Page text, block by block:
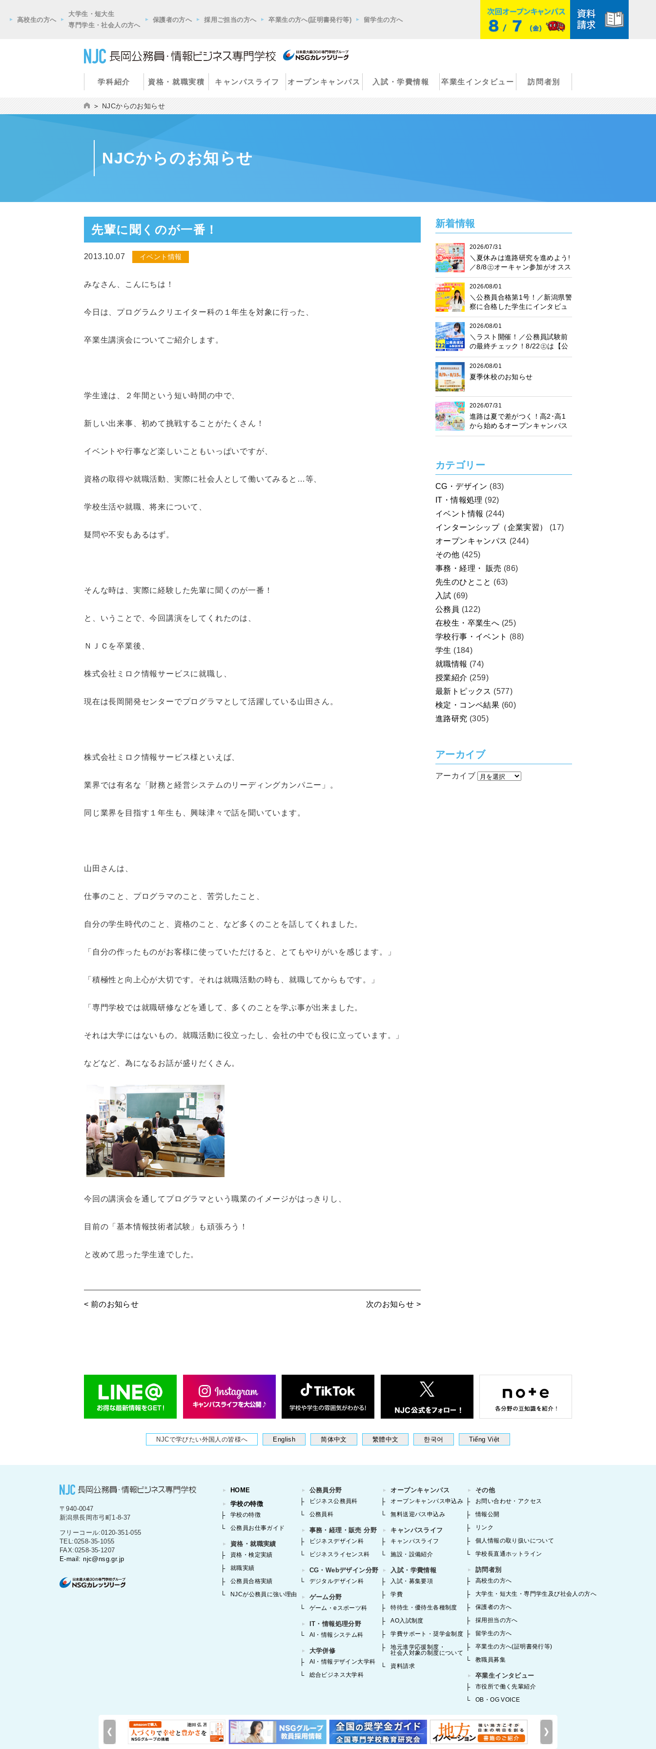
高校生の方へ
大学生・短大生
専門学生・社会人の方へ
保護者の方へ 採用ご担当の方へ 卒業生の方へ(証明書発行等) 留学生の方へ
学科紹介 資格・就職実積 キャンパスライフ オープンキャンパス 入試・学費情報 卒業生インタビュー 訪問者別
NJCからのお知らせ
NJCからのお知らせ
先輩に聞くのが一番！
2013.10.07 イベント情報
みなさん、こんにちは！
今日は、プログラムクリエイター科の１年生を対象に行った、
卒業生講演会についてご紹介します。
学生達は、２年間という短い時間の中で、
新しい出来事、初めて挑戦することがたくさん！
イベントや行事など楽しいこともいっぱいですが、
資格の取得や就職活動、実際に社会人として働いてみると…等、
学校生活や就職、将来について、
疑問や不安もあるはず。
そんな時は、実際に経験した先輩に聞くのが一番！
と、いうことで、今回講演をしてくれたのは、
ＮＪＣを卒業後、
株式会社ミロク情報サービスに就職し、
現在は長岡開発センターでプログラマとして活躍している山田さん。
株式会社ミロク情報サービス様といえば、
業界では有名な「財務と経営システムのリーディングカンパニー」。
同じ業界を目指す１年生も、興味津々で話を聞いています。
山田さんは、
仕事のこと、プログラマのこと、苦労したこと、
自分の学生時代のこと、資格のこと、など多くのことを話してくれました。
「自分の作ったものがお客様に使っていただけると、とてもやりがいを感じます。」
「積極性と向上心が大切です。それは就職活動の時も、就職してからもです。」
「専門学校では就職研修などを通して、多くのことを学ぶ事が出来ました。
それは大学にはないもの。就職活動に役立ったし、会社の中でも役に立っています。」
などなど、為になるお話が盛りだくさん。
今回の講演会を通してプログラマという職業のイメージがはっきりし、
目前の「基本情報技術者試験」も頑張ろう！
と改めて思った学生達でした。
< 前のお知らせ 次のお知らせ >
新着情報
2026/07/31
＼夏休みは進路研究を進めよう!
／8/8㊏オーキャン参加がオスス
メ♪プレゼント抽選会も開催中！
2026/08/01
＼公務員合格第1号！／新潟県警
察に合格した学生にインタビュ
ー！
2026/08/01
＼ラスト開催！／公務員試験前
の最終チェック！8/22㊏は【公
務員模試】に参加しよう♪
2026/08/01
夏季休校のお知らせ
2026/07/31
進路は夏で差がつく！高2･高1
から始めるオープンキャンパス
カテゴリー
CG・デザイン (83)
IT・情報処理 (92)
イベント情報 (244)
インターンシップ（企業実習）
(17)
オープンキャンパス (244)
その他 (425)
事務・経理・ 販売 (86)
先生のひとこと (63)
入試 (69)
公務員 (122)
在校生・卒業生へ (25)
学校行事・イベント (88)
学生 (184)
就職情報 (74)
授業紹介 (259)
最新トピックス (577)
検定・コンペ結果 (60)
進路研究 (305)
アーカイブ
アーカイブ
NJCで学びたい外国人の皆様へ English 简体中文 繁體中文 한국어 Tiếng Việt
〒940-0047
新潟県長岡市弓町1-8-37
フリーコール:0120-351-055
TEL:0258-35-1055
FAX:0258-35-1207
E-mail: njc@nsg.gr.jp
HOME
学校の特徴
学校の特徴
公務員お仕事ガイド
資格・就職実績
資格・検定実績
就職実績
公務員合格実績
NJCが公務員に強い理由
公務員分野
ビジネス公務員科
公務員科
事務・経理・販売 分野
ビジネスデザイン科
ビジネスライセンス科
CG・Webデザイン分野
デジタルデザイン科
ゲーム分野
ゲーム・eスポーツ科
IT・情報処理分野
AI・情報システム科
大学併修
AI・情報デザイン大学科
総合ビジネス大学科
オープンキャンパス
オープンキャンパス申込み
無料送迎バス申込み
キャンパスライフ
キャンパスライフ
施設・設備紹介
入試・学費情報
入試・募集要項
学費
特待生・優待生各種制度
AO入試制度
学費サポート・奨学金制度
地元進学応援制度・
社会人対象の制度について
資料請求
その他
お問い合わせ・アクセス
情報公開
リンク
個人情報の取り扱いについて
学校長直通ホットライン
訪問者別
高校生の方へ
大学生・短大生・専門学生及び社会人の方へ
保護者の方へ
採用担当の方へ
留学生の方へ
卒業生の方へ(証明書発行等)
教職員募集
卒業生インタビュー
市役所で働く先輩紹介
OB・OG VOICE